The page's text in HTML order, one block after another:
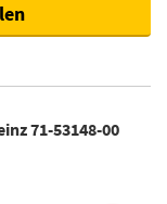
71-53148-00